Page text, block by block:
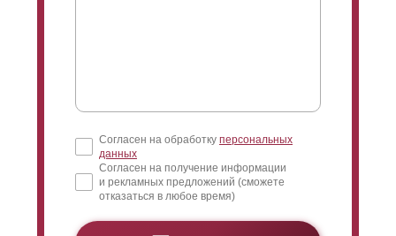
Согласен на обработку персональных
данных
Согласен на получение информации
и рекламных предложений (сможете
отказаться в любое время)